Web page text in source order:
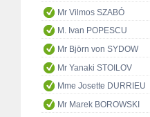
Mr Vilmos SZABÓ
M. Ivan POPESCU
Mr Björn von SYDOW
Mr Yanaki STOILOV
Mme Josette DURRIEU
Mr Marek BOROWSKI